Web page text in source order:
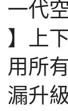
一代
】上
用所
漏升